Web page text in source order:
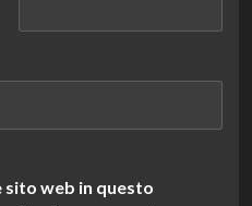
sito web in questo